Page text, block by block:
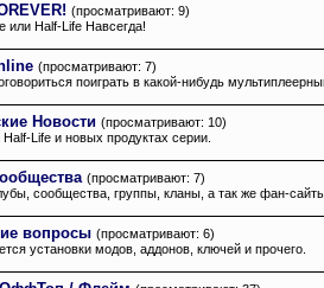
(просматривают: 9)
или Half-Life Навсегда!
(просматривают: 7)
поиграть в какой-нибудь
Новости (просматривают: 10)
Life и новых продуктах серии.
(просматривают: 7)
сообщества, группы, кланы, а так же фан-
вопросы (просматривают: 6)
установки модов, аддонов, ключей и прочего.